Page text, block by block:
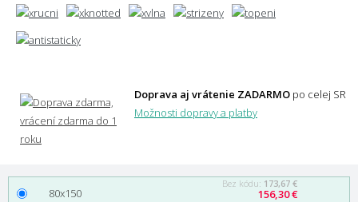
Doprava aj vrátenie ZADARMO po celej SR
Možnosti dopravy a platby
80x150
Bez kódu: 173,67 €
156,30 €